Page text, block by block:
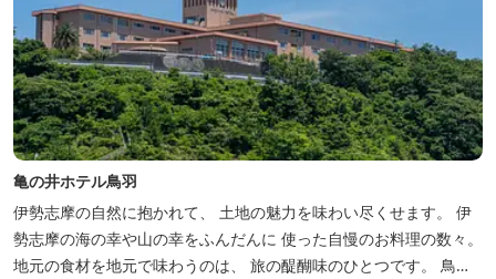
亀の井ホテル鳥羽
伊勢志摩の自然に抱かれて、 土地の魅力を味わい尽くせます。 伊
勢志摩の海の幸や山の幸をふんだんに 使った自慢のお料理の数々。
地元の食材を地元で味わうのは、 旅の醍醐味のひとつです。 鳥羽